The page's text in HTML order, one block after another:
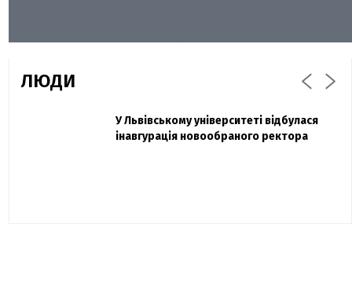
ЛЮДИ
Павло Дак
Захисник "Азовсталі" Діанов вдруге
одружився та показав фото з весілля
У Львівському університеті відбулася
інавгурація новообраного ректора